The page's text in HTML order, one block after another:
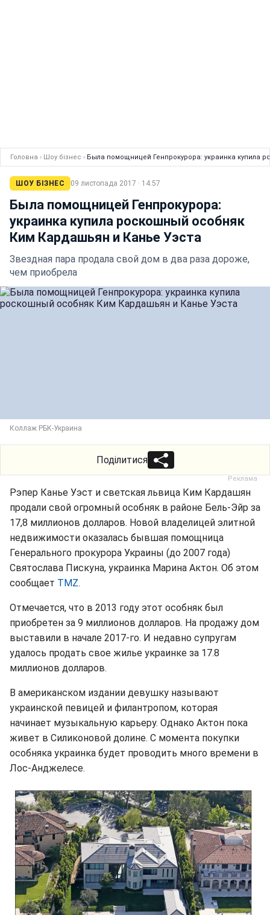
Головна › Шоу бізнес › Была помощницей Генпрокурора: украинка купила
ШОУ БІЗНЕС 09 листопада 2017 · 14:57
Была помощницей Генпрокурора:
украинка купила роскошный особняк
Ким Кардашьян и Канье Уэста
Звездная пара продала свой дом в два раза дороже,
чем приобрела
Коллаж РБК-Украина
Поділитися
Рэпер Канье Уэст и светская львица Ким Кардашян
продали свой огромный особняк в районе Бель-Эйр за
17,8 миллионов долларов. Новой владелицей элитной
недвижимости оказалась бывшая помощница
Генерального прокурора Украины (до 2007 года)
Святослава Пискуна, украинка Марина Актон. Об этом
сообщает TMZ.
Отмечается, что в 2013 году этот особняк был
приобретен за 9 миллионов долларов. На продажу дом
выставили в начале 2017-го. И недавно супругам
удалось продать свое жилье украинке за 17.8
миллионов долларов.
В американском издании девушку называют
украинской певицей и филантропом, которая
начинает музыкальную карьеру. Однако Актон пока
живет в Силиконовой долине. С момента покупки
особняка украинка будет проводить много времени в
Лос-Анджелесе.